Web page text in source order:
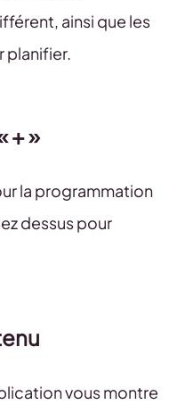
ainsi que les
planifier.
+ »
la programmation
dessus pour
vous montre